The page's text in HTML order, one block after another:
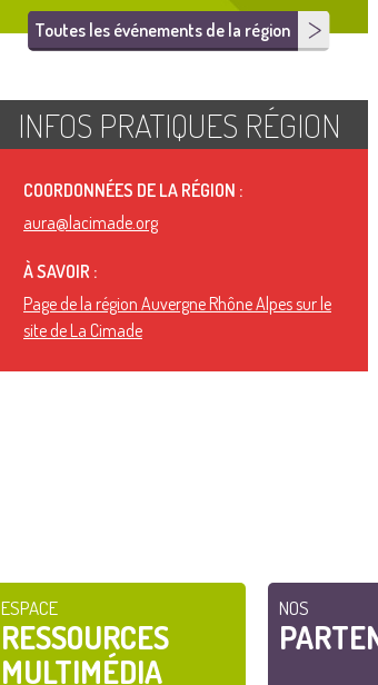
Toutes les événements de la région
INFOS PRATIQUES RÉGION
COORDONNÉES DE LA RÉGION :
aura@lacimade.org
À SAVOIR :
Page de la région Auvergne Rhône Alpes sur le
site de La Cimade
ESPACE
RESSOURCES
MULTIMÉDIA
NOS